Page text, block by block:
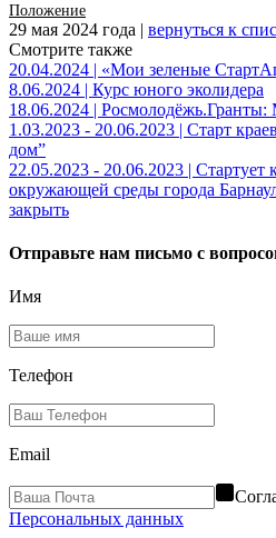
Положение
29 мая 2024 года | вернуться к
Смотрите также
20.04.2024 | «Мои зеленые
8.06.2024 | Курс юного эколидера
18.06.2024 |
1.03.2023 - 20.06.2023 | Старт
дом”
22.05.2023 - 20.06.2023 | Стартует
окружающей среды города
закрыть
Отправьте нам письмо с
Имя
Телефон
Email
Персональных данных